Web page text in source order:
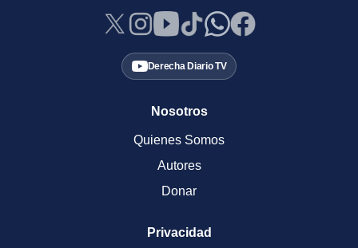
Derecha Diario TV
Nosotros
Quienes Somos
Autores
Donar
Privacidad